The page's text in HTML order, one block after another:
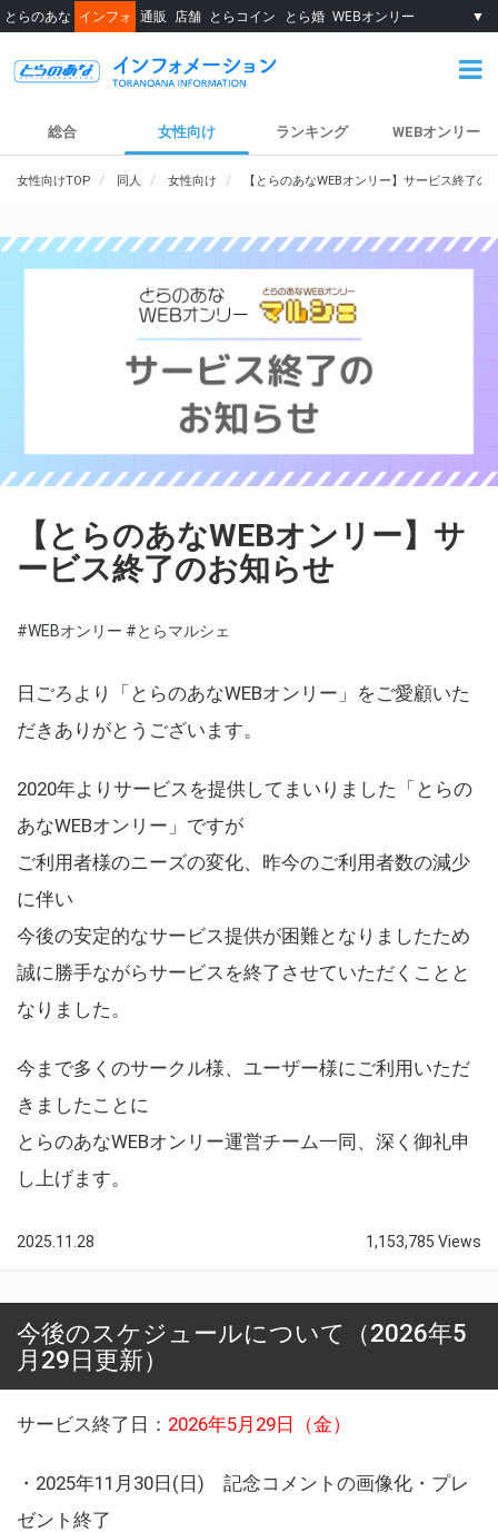
とらのあな インフォ 通販 店舗 とらコイン とら婚 WEBオンリー ▼
総合 女性向け ランキング WEBオンリー
女性向けTOP 同人 女性向け 【とらのあなWEBオンリー】サービス終了の
【とらのあなWEBオンリー】サ
ービス終了のお知らせ
#WEBオンリー #とらマルシェ
日ごろより「とらのあなWEBオンリー」をご愛顧いた
だきありがとうございます。
2020年よりサービスを提供してまいりました「とらの
あなWEBオンリー」ですが
ご利用者様のニーズの変化、昨今のご利用者数の減少
に伴い
今後の安定的なサービス提供が困難となりましたため
誠に勝手ながらサービスを終了させていただくことと
なりました。
今まで多くのサークル様、ユーザー様にご利用いただ
きましたことに
とらのあなWEBオンリー運営チーム一同、深く御礼申
し上げます。
2025.11.28 1,153,785 Views
今後のスケジュールについて（2026年5
月29日更新）
サービス終了日： 2026年5月29日（金）
・2025年11月30日(日) 記念コメントの画像化・プレ
ゼント終了